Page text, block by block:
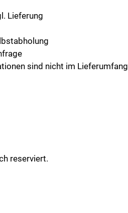
Lieferung
sind nicht im Lieferumfang
reserviert.